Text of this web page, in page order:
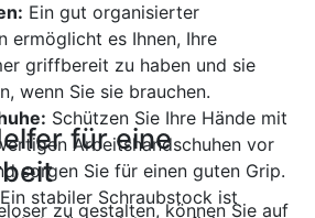
Ein gut organisierter
ermöglicht es Ihnen, Ihre
griffbereit zu haben und sie
wenn Sie sie brauchen.
Schützen Sie Ihre Hände mit
Arbeitshandschuhen vor
sorgen Sie für einen guten Grip.
Ein stabiler Schraubstock ist
für eine
zu gestalten, können Sie auf